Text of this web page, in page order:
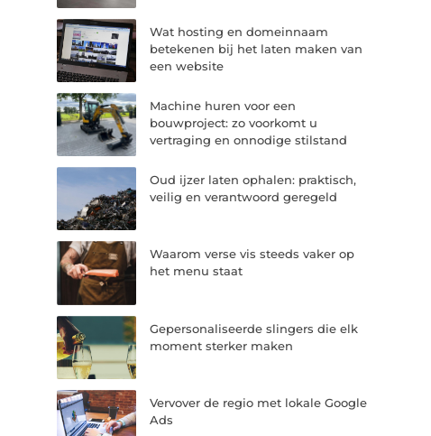
Wat hosting en domeinnaam
betekenen bij het laten maken van
een website
Machine huren voor een
bouwproject: zo voorkomt u
vertraging en onnodige stilstand
Oud ijzer laten ophalen: praktisch,
veilig en verantwoord geregeld
Waarom verse vis steeds vaker op
het menu staat
Gepersonaliseerde slingers die elk
moment sterker maken
Vervover de regio met lokale Google
Ads